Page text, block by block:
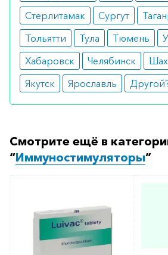
Стерлитамак
Сургут
Тольятти
Тула Тюмень
Хабаровск
Челябинск
Якутск
Ярославль
Смотрите ещё в
“Иммуностимуляторы”